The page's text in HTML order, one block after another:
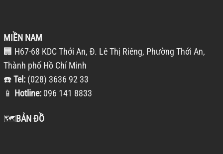
MIỀN NAM
🏢 H67-68 KDC Thới An, Đ. Lê Thị Riêng, Phường Thới An,
Thành phố Hồ Chí Minh
☎️Tel: (028) 3636 92 33
📱 Hotline: 096 141 8833
🗺️BẢN ĐỒ